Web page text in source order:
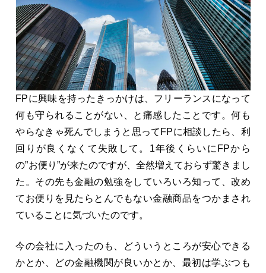
FPに興味を持ったきっかけは、フリーランスになって
何も守られることがない、と痛感したことです。何も
やらなきゃ死んでしまうと思ってFPに相談したら、利
回りが良くなくて失敗して。1年後くらいにFPから
の”お便り”が来たのですが、全然増えておらず驚きまし
た。その先も金融の勉強をしていろいろ知って、改め
てお便りを見たらとんでもない金融商品をつかまされ
ていることに気づいたのです。
今の会社に入ったのも、どういうところが安心できる
かとか、どの金融機関が良いかとか、最初は学ぶつも